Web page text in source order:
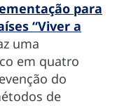
para
“Viver a
uma
em quatro
do
de